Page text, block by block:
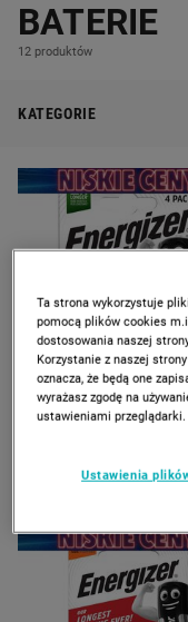
BATERIE
12 produktów
KATEGORIE
ENERGIZER
Akumulatorki Energizer
Ta strona wykorzystuje
pomocą plików cookies
dostosowania naszej
Korzystanie z naszej
oznacza, że będą one
wyrażasz zgodę na
ustawieniami przeglądarki.
Ustawienia